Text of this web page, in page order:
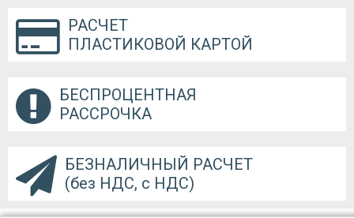
РАСЧЕТ
ПЛАСТИКОВОЙ КАРТОЙ
БЕСПРОЦЕНТНАЯ
РАССРОЧКА
БЕЗНАЛИЧНЫЙ РАСЧЕТ
(без НДС, с НДС)